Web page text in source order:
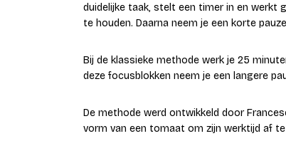
duidelijke taak, stelt een timer in en werkt
te houden. Daarna neem je een korte
Bij de klassieke methode werk je 25
deze focusblokken neem je een langere
De methode werd ontwikkeld door
vorm van een tomaat om zijn werktijd af